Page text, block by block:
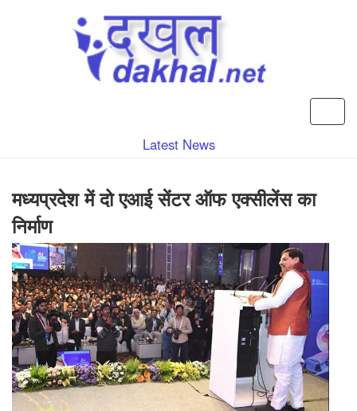
Latest News
मध्यप्रदेश में दो एआई सेंटर ऑफ एक्सीलेंस का
निर्माण